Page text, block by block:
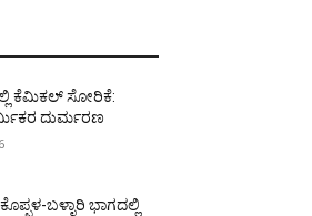
ಕೆಮಿಕಲ್ ಸೋರಿಕೆ:
ದುರ್ಮರಣ
ಬಳ್ಳಾರಿ ಭಾಗದಲ್ಲಿ